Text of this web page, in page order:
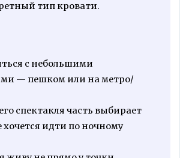
тип кровати.
с небольшими
— пешком или на метро/
спектакля часть выбирает
хочется идти по ночному